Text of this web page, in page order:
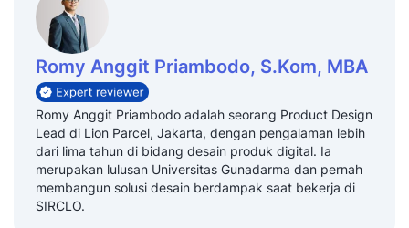
Romy Anggit Priambodo, S.Kom, MBA
Romy Anggit Priambodo adalah seorang Product Design
Lead di Lion Parcel, Jakarta, dengan pengalaman lebih
dari lima tahun di bidang desain produk digital. Ia
merupakan lulusan Universitas Gunadarma dan pernah
membangun solusi desain berdampak saat bekerja di
SIRCLO.